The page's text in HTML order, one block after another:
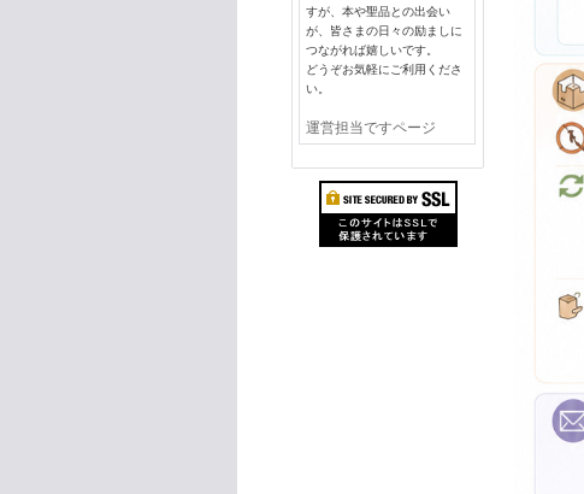
すが、本や聖品との出会い
が、皆さまの日々の励ましに
つながれば嬉しいです。
どうぞお気軽にご利用くださ
い。
運営担当ですページ